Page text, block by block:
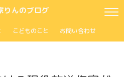
りんのブログ
こどものこと お問い合わせ